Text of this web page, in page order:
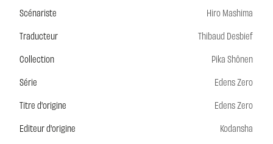
Scénariste
Hiro Mashima
Traducteur
Thibaud Desbief
Collection
Pika Shônen
Série
Edens Zero
Titre d'origine
Edens Zero
Editeur d'origine
Kodansha